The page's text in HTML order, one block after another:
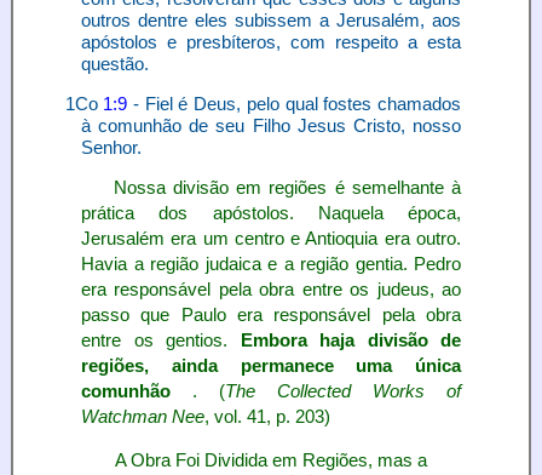
outros dentre eles subissem a Jerusalém, aos
apóstolos e presbíteros, com respeito a esta
questão.
1Co 1:9 - Fiel é Deus, pelo qual fostes chamados
à comunhão de seu Filho Jesus Cristo, nosso
Senhor.
Nossa divisão em regiões é semelhante à
prática dos apóstolos. Naquela época,
Jerusalém era um centro e Antioquia era outro.
Havia a região judaica e a região gentia. Pedro
era responsável pela obra entre os judeus, ao
passo que Paulo era responsável pela obra
entre os gentios.
Embora haja divisão de
regiões, ainda permanece uma única
comunhão . (The Collected Works of
Watchman Nee, vol. 41, p. 203)
A Obra Foi Dividida em Regiões, mas a